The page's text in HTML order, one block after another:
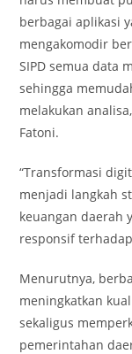
berbagai aplikasi
mengakomodir
SIPD semua data
sehingga
melakukan
Fatoni.
“Transformasi
menjadi langkah
keuangan daerah
responsif
Menurutnya,
meningkatkan
sekaligus
pemerintahan